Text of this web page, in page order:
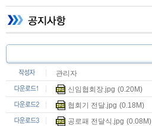
관리자
신임협회장.jpg (0.20M)
협회기 전달.jpg (0.18M)
공로패 전달식.jpg (0.08M)